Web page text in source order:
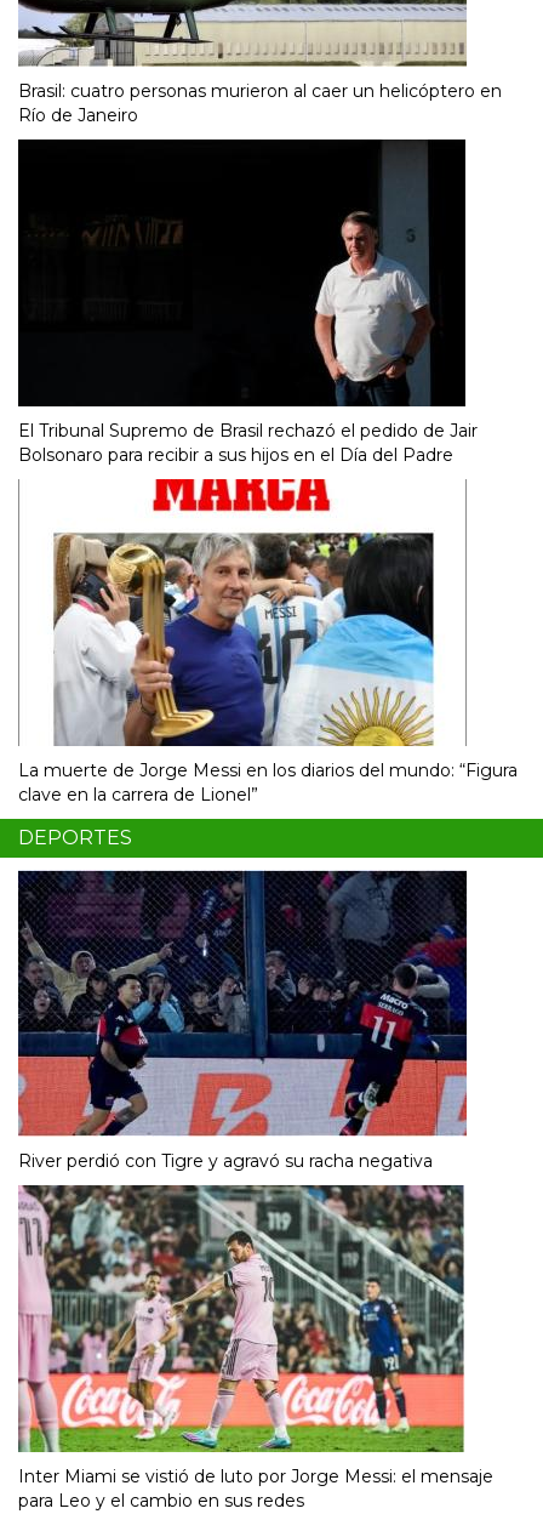
Brasil: cuatro personas murieron al caer un helicóptero en
Río de Janeiro
El Tribunal Supremo de Brasil rechazó el pedido de Jair
Bolsonaro para recibir a sus hijos en el Día del Padre
La muerte de Jorge Messi en los diarios del mundo: “Figura
clave en la carrera de Lionel”
DEPORTES
River perdió con Tigre y agravó su racha negativa
Inter Miami se vistió de luto por Jorge Messi: el mensaje
para Leo y el cambio en sus redes